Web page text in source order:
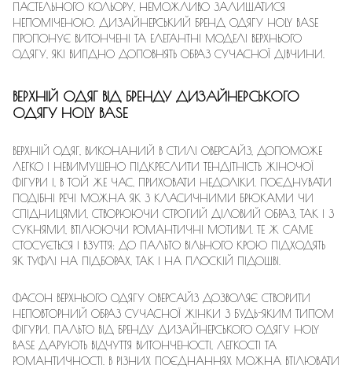
ПАСТЕЛЬНОГО КОЛЬОРУ, НЕМОЖЛИВО ЗАЛИШАТИСЯ
НЕПОМІЧЕНОЮ. ДИЗАЙНЕРСЬКИЙ БРЕНД ОДЯГУ HOLY BASE
ПРОПОНУЄ ВИТОНЧЕНІ ТА ЕЛЕГАНТНІ МОДЕЛІ ВЕРХНЬОГО
ОДЯГУ, ЯКІ ВИГІДНО ДОПОВНЯТЬ ОБРАЗ СУЧАСНОЇ ДІВЧИНИ.
ВЕРХНІЙ ОДЯГ ВІД БРЕНДУ ДИЗАЙНЕРСЬКОГО
ОДЯГУ HOLY BASE
ВЕРХНІЙ ОДЯГ, ВИКОНАНИЙ В СТИЛІ ОВЕРСАЙЗ, ДОПОМОЖЕ
ЛЕГКО І НЕВИМУШЕНО ПІДКРЕСЛИТИ ТЕНДІТНІСТЬ ЖІНОЧОЇ
ФІГУРИ І, В ТОЙ ЖЕ ЧАС, ПРИХОВАТИ НЕДОЛІКИ. ПОЄДНУВАТИ
ПОДІБНІ РЕЧІ МОЖНА ЯК З КЛАСИЧНИМИ БРЮКАМИ ЧИ
СПІДНИЦЯМИ, СТВОРЮЮЧИ СТРОГИЙ ДІЛОВИЙ ОБРАЗ, ТАК І З
СУКНЯМИ, ВТІЛЮЮЧИ РОМАНТИЧНІ МОТИВИ. ТЕ Ж САМЕ
СТОСУЄТЬСЯ І ВЗУТТЯ: ДО ПАЛЬТО ВІЛЬНОГО КРОЮ ПІДХОДЯТЬ
ЯК ТУФЛІ НА ПІДБОРАХ, ТАК І НА ПЛОСКІЙ ПІДОШВІ.
ФАСОН ВЕРХНЬОГО ОДЯГУ ОВЕРСАЙЗ ДОЗВОЛЯЄ СТВОРИТИ
НЕПОВТОРНИЙ ОБРАЗ СУЧАСНОЇ ЖІНКИ З БУДЬ-ЯКИМ ТИПОМ
ФІГУРИ. ПАЛЬТО ВІД БРЕНДУ ДИЗАЙНЕРСЬКОГО ОДЯГУ HOLY
BASE ДАРУЮТЬ ВІДЧУТТЯ ВИТОНЧЕНОСТІ, ЛЕГКОСТІ ТА
РОМАНТИЧНОСТІ. В РІЗНИХ ПОЄДНАННЯХ МОЖНА ВТІЛЮВАТИ